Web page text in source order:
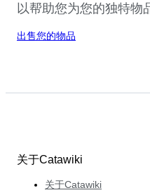
以帮助您为您的独特物
出售您的物品
关于Catawiki
关于Catawiki